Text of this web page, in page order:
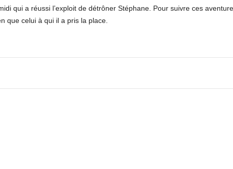
qui a réussi l’exploit de détrôner Stéphane. Pour suivre ces
que celui à qui il a pris la place.